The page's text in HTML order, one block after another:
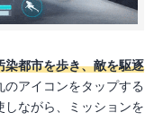
都市を歩き、敵を駆逐
アイコンをタップする
しながら、ミッションを